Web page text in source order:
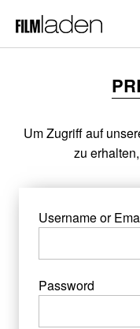
Um Zugriff auf
zu
Username or
Password